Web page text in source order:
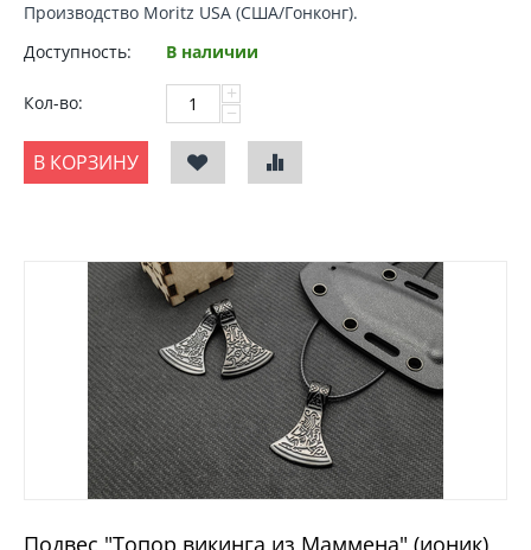
Производство Moritz USA (США/Гонконг).
Доступность:
В наличии
Кол-во: +
−
В КОРЗИНУ
Подвес "Топор викинга из Маммена" (ионик)